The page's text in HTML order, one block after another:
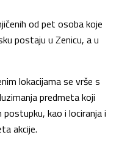
od pet osoba koje
postaju u Zenicu, a u
lokacijama se vrše s
predmeta koji
kao i lociranja i
akcije.